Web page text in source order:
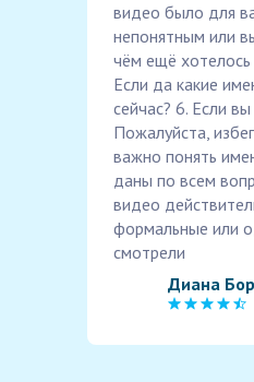
видео было для
непонятным или
чём ещё хотелось
Если да какие
сейчас? 6. Если
Пожалуйста,
важно понять
даны по всем
видео
формальные или
смотрели
Диана